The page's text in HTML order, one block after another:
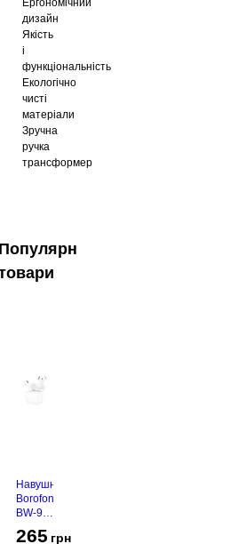
Ергономічний
дизайн
Якість
і
функціональність
Екологічно
чисті
матеріали
Зручна
ручка
трансформер
Навушники
Borofone
BW-94
White
265 грн